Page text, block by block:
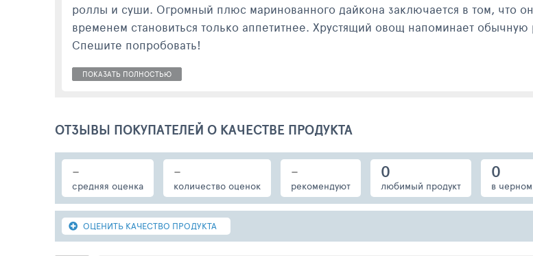
роллы и суши. Огромный плюс маринованного дайкона заключается в том, что
временем становиться только аппетитнее. Хрустящий овощ напоминает
Спешите попробовать!
ПОКАЗАТЬ ПОЛНОСТЬЮ
ОТЗЫВЫ ПОКУПАТЕЛЕЙ О КАЧЕСТВЕ ПРОДУКТА
-
средняя оценка
-
количество оценок
-
рекомендуют
0
любимый продукт
0
в
ОЦЕНИТЬ КАЧЕСТВО ПРОДУКТА